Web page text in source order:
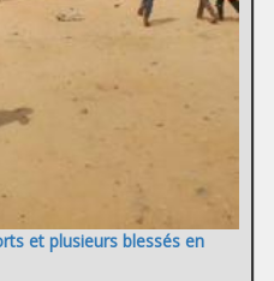
et plusieurs blessés en